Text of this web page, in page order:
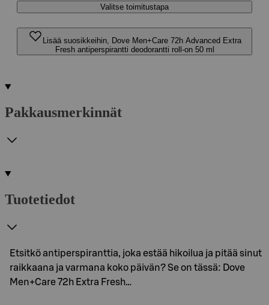
Valitse toimitustapa
Lisää suosikkeihin, Dove Men+Care 72h Advanced Extra
Fresh antiperspirantti deodorantti roll-on 50 ml
Pakkausmerkinnät
Tuotetiedot
Etsitkö antiperspiranttia, joka estää hikoilua ja pitää sinut
raikkaana ja varmana koko päivän? Se on tässä: Dove
Men+Care 72h Extra Fresh…